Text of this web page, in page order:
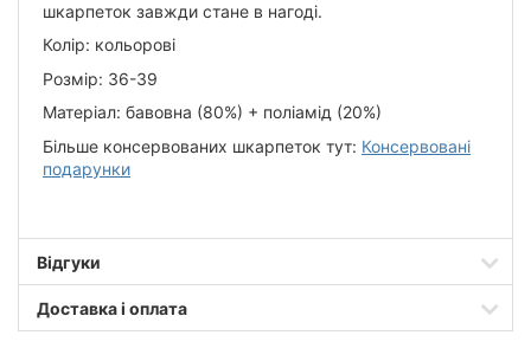
шкарпеток завжди стане в нагоді.
Колір: кольорові
Розмір: 36-39
Матеріал: бавовна (80%) + поліамід (20%)
Більше консервованих шкарпеток тут: Консервовані
подарунки
Відгуки
Доставка і оплата